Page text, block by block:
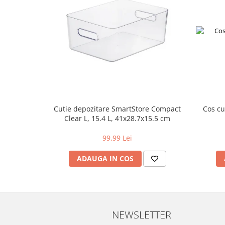
Cutie depozitare SmartStore Compact
Clear L, 15.4 L, 41x28.7x15.5 cm
99,99 Lei
ADAUGA IN COS
Cos
NEWSLETTER